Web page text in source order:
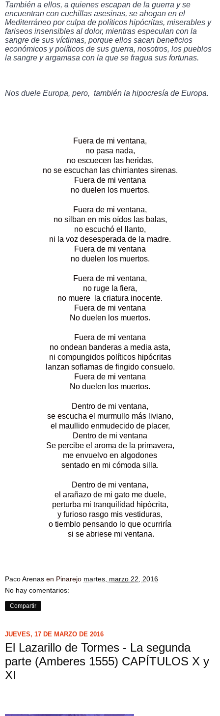
También a ellos, a quienes escapan de la guerra y se
encuentran con cuchillas asesinas, se ahogan en el
Mediterráneo por culpa de políticos hipócritas, miserables y
fariseos insensibles al dolor, mientras especulan con la
sangre de sus víctimas, porque ellos sacan beneficios
económicos y políticos de sus guerra, nosotros, los pueblos
la sangre y argamasa con la que se fragua sus fortunas.
Nos duele Europa, pero,  también la hipocresía de Europa.
Fuera de mi ventana,
no pasa nada,
no escuecen las heridas,
no se escuchan las chirriantes sirenas.
Fuera de mi ventana
no duelen los muertos.
Fuera de mi ventana,
no silban en mis oídos las balas,
no escuchó el llanto,
ni la voz desesperada de la madre.
Fuera de mi ventana
no duelen los muertos.
Fuera de mi ventana,
no ruge la fiera,
no muere la criatura inocente.
Fuera de mi ventana
No duelen los muertos.
Fuera de mi ventana
no ondean banderas a media asta,
ni compungidos políticos hipócritas
lanzan soflamas de fingido consuelo.
Fuera de mi ventana
No duelen los muertos.
Dentro de mi ventana,
se escucha el murmullo más liviano,
el maullido enmudecido de placer,
Dentro de mi ventana
Se percibe el aroma de la primavera,
me envuelvo en algodones
sentado en mi cómoda silla.
Dentro de mi ventana,
el arañazo de mi gato me duele,
perturba mi tranquilidad hipócrita,
y furioso rasgo mis vestiduras,
o tiemblo pensando lo que ocurriría
si se abriese mi ventana.
Paco Arenas en Pinarejo martes, marzo 22, 2016
No hay comentarios:
Compartir
JUEVES, 17 DE MARZO DE 2016
El Lazarillo de Tormes - La segunda
parte (Amberes 1555) CAPÍTULOS X y
XI